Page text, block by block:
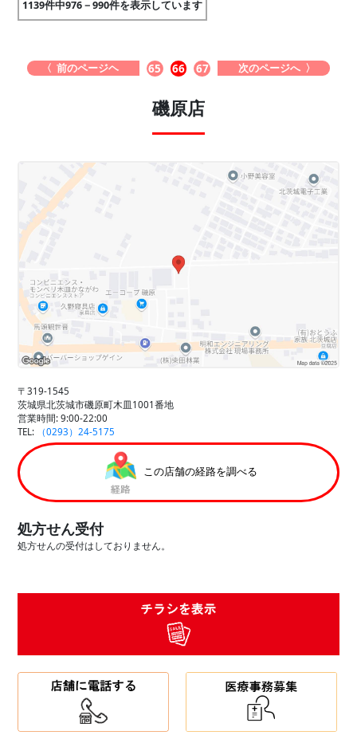
1139件中976－990件を表示しています
〈 前のページヘ 65 66 67 次のページへ 〉
磯原店
〒319-1545
茨城県北茨城市磯原町木皿1001番地
営業時間: 9:00-22:00
TEL:
（0293）24-5175
この店舗の経路を調べる
処方せん受付
処方せんの受付はしておりません。